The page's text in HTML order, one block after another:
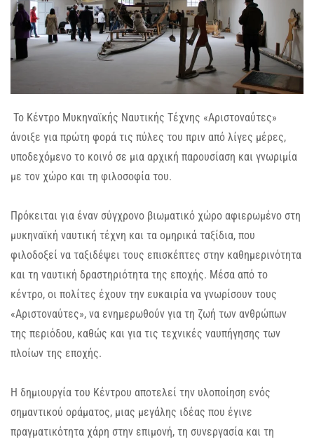
Το Κέντρο Μυκηναϊκής Ναυτικής Τέχνης «Αριστοναύτες»
άνοιξε για πρώτη φορά τις πύλες του πριν από λίγες μέρες,
υποδεχόμενο το κοινό σε μια αρχική παρουσίαση και γνωριμία
με τον χώρο και τη φιλοσοφία του.
Πρόκειται για έναν σύγχρονο βιωματικό χώρο αφιερωμένο στη
μυκηναϊκή ναυτική τέχνη και τα ομηρικά ταξίδια, που
φιλοδοξεί να ταξιδέψει τους επισκέπτες στην καθημερινότητα
και τη ναυτική δραστηριότητα της εποχής. Μέσα από το
κέντρο, οι πολίτες έχουν την ευκαιρία να γνωρίσουν τους
«Αριστοναύτες», να ενημερωθούν για τη ζωή των ανθρώπων
της περιόδου, καθώς και για τις τεχνικές ναυπήγησης των
πλοίων της εποχής.
Η δημιουργία του Κέντρου αποτελεί την υλοποίηση ενός
σημαντικού οράματος, μιας μεγάλης ιδέας που έγινε
πραγματικότητα χάρη στην επιμονή, τη συνεργασία και τη